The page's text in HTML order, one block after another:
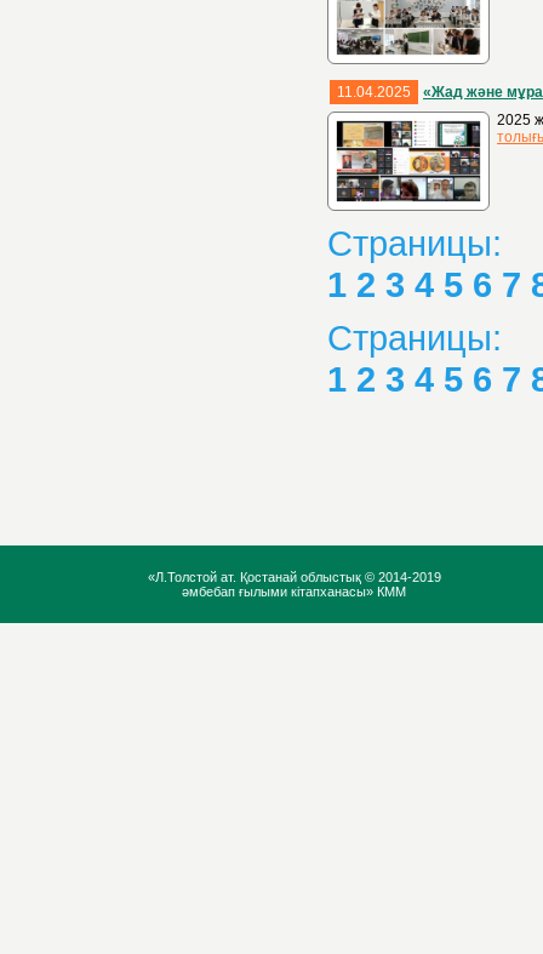
11.04.2025
«Жад және
2025
Страницы:
1 2 3 4 5 6 7
Страницы:
1 2 3 4 5 6 7
«Л.Толстой ат. Қостанай облыстық © 2014-2019
әмбебап ғылыми кітапханасы» КММ